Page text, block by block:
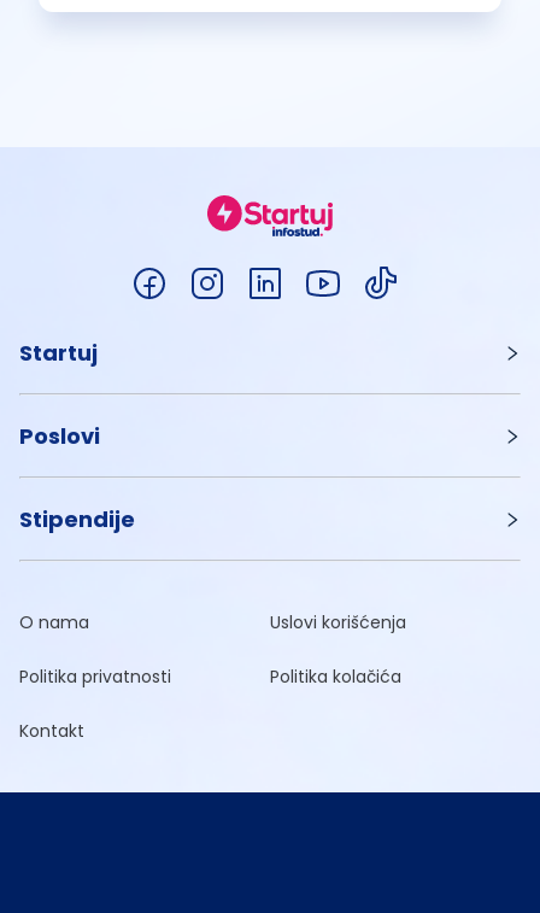
Startuj
Poslovi
Stipendije
O nama Uslovi korišćenja
Politika privatnosti Politika kolačića
Kontakt